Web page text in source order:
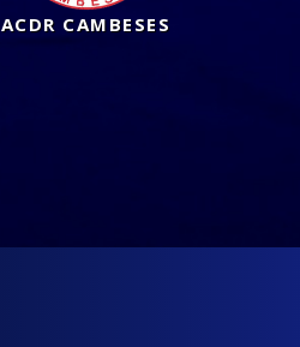
ACDR CAMBESES